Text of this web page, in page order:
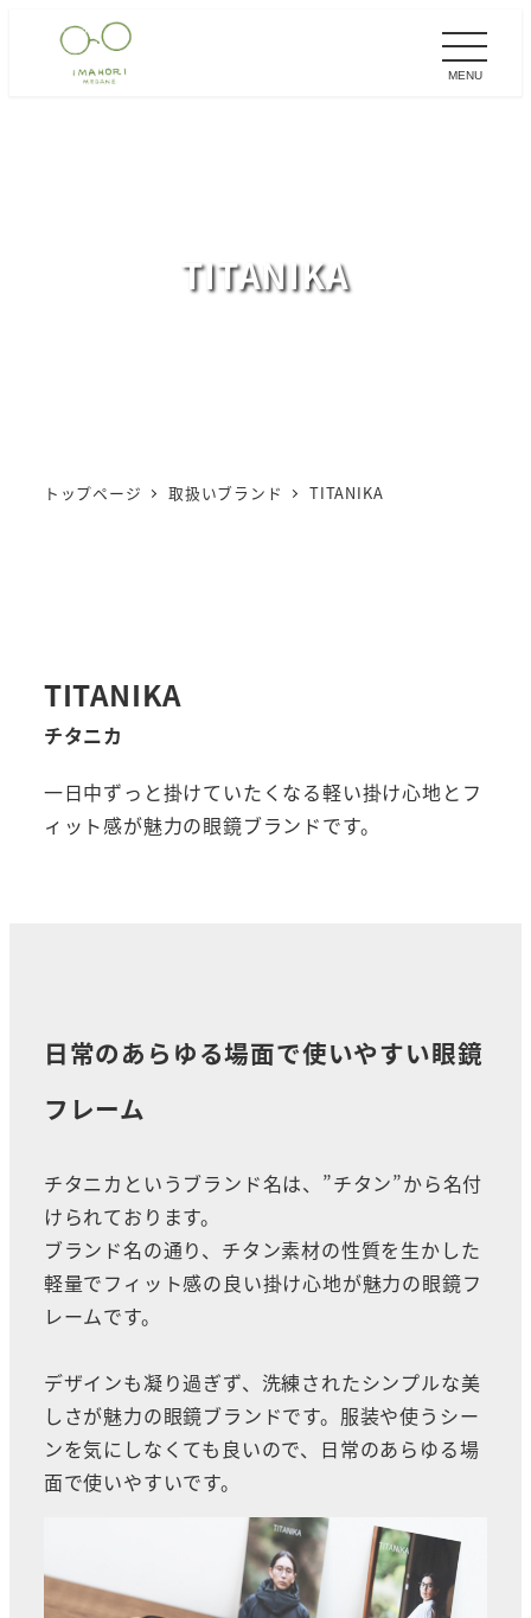
MENU
TITANIKA
トップページ 取扱いブランド TITANIKA
TITANIKA
チタニカ
一日中ずっと掛けていたくなる軽い掛け心地とフ
ィット感が魅力の眼鏡ブランドです。
日常のあらゆる場面で使いやすい眼鏡
フレーム
チタニカというブランド名は、”チタン”から名付
けられております。
ブランド名の通り、チタン素材の性質を生かした
軽量でフィット感の良い掛け心地が魅力の眼鏡フ
レームです。
デザインも凝り過ぎず、洗練されたシンプルな美
しさが魅力の眼鏡ブランドです。服装や使うシー
ンを気にしなくても良いので、日常のあらゆる場
面で使いやすいです。